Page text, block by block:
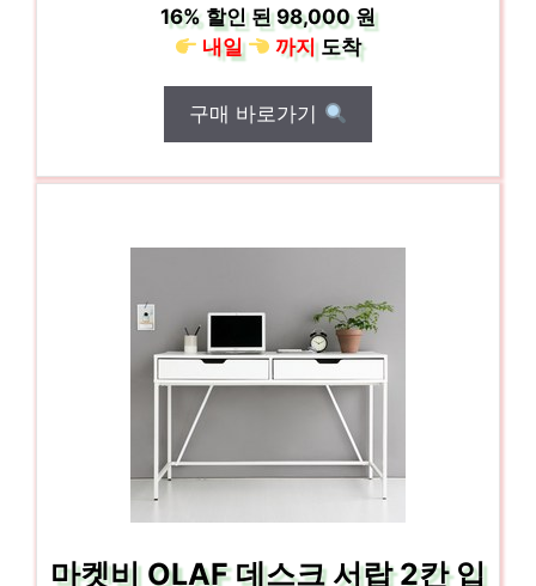
16%할인 된98,000 원
내일
까지도착
구매 바로가기
마켓비 OLAF 데스크 서랍 2칸 입